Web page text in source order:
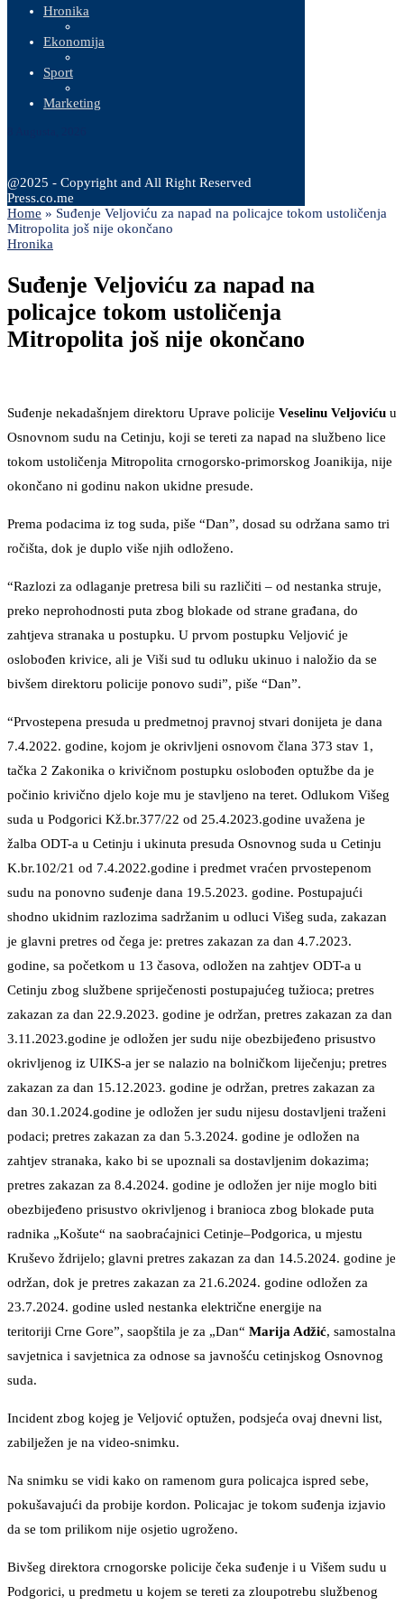
Hronika
Ekonomija
Sport
Marketing
@2025 - Copyright and All Right Reserved
Press.co.me
Home » Suđenje Veljoviću za napad na policajce tokom ustoličenja
Mitropolita još nije okončano
Hronika
Suđenje Veljoviću za napad na
policajce tokom ustoličenja
Mitropolita još nije okončano
Suđenje nekadašnjem direktoru Uprave policije Veselinu Veljoviću u
Osnovnom sudu na Cetinju, koji se tereti za napad na službeno lice
tokom ustoličenja Mitropolita crnogorsko-primorskog Joanikija, nije
okončano ni godinu nakon ukidne presude.
Prema podacima iz tog suda, piše “Dan”, dosad su održana samo tri
ročišta, dok je duplo više njih odloženo.
“Razlozi za odlaganje pretresa bili su različiti – od nestanka struje,
preko neprohodnosti puta zbog blokade od strane građana, do
zahtjeva stranaka u postupku. U prvom postupku Veljović je
oslobođen krivice, ali je Viši sud tu odluku ukinuo i naložio da se
bivšem direktoru policije ponovo sudi”, piše “Dan”.
“Prvostepena presuda u predmetnoj pravnoj stvari donijeta je dana
7.4.2022. godine, kojom je okrivljeni osnovom člana 373 stav 1,
tačka 2 Zakonika o krivičnom postupku oslobođen optužbe da je
počinio krivično djelo koje mu je stavljeno na teret. Odlukom Višeg
suda u Podgorici Kž.br.377/22 od 25.4.2023.godine uvažena je
žalba ODT-a u Cetinju i ukinuta presuda Osnovnog suda u Cetinju
K.br.102/21 od 7.4.2022.godine i predmet vraćen prvostepenom
sudu na ponovno suđenje dana 19.5.2023. godine. Postupajući
shodno ukidnim razlozima sadržanim u odluci Višeg suda, zakazan
je glavni pretres od čega je: pretres zakazan za dan 4.7.2023.
godine, sa početkom u 13 časova, odložen na zahtjev ODT-a u
Cetinju zbog službene spriječenosti postupajućeg tužioca; pretres
zakazan za dan 22.9.2023. godine je održan, pretres zakazan za dan
3.11.2023.godine je odložen jer sudu nije obezbijeđeno prisustvo
okrivljenog iz UIKS-a jer se nalazio na bolničkom liječenju; pretres
zakazan za dan 15.12.2023. godine je održan, pretres zakazan za
dan 30.1.2024.godine je odložen jer sudu nijesu dostavljeni traženi
podaci; pretres zakazan za dan 5.3.2024. godine je odložen na
zahtjev stranaka, kako bi se upoznali sa dostavljenim dokazima;
pretres zakazan za 8.4.2024. godine je odložen jer nije moglo biti
obezbijeđeno prisustvo okrivljenog i branioca zbog blokade puta
radnika „Košute“ na saobraćajnici Cetinje–Podgorica, u mjestu
Kruševo ždrijelo; glavni pretres zakazan za dan 14.5.2024. godine je
održan, dok je pretres zakazan za 21.6.2024. godine odložen za
23.7.2024. godine usled nestanka električne energije na
teritoriji Crne Gore”, saopštila je za „Dan“ Marija Adžić, samostalna
savjetnica i savjetnica za odnose sa javnošću cetinjskog Osnovnog
suda.
Incident zbog kojeg je Veljović optužen, podsjeća ovaj dnevni list,
zabilježen je na video-snimku.
Na snimku se vidi kako on ramenom gura policajca ispred sebe,
pokušavajući da probije kordon. Policajac je tokom suđenja izjavio
da se tom prilikom nije osjetio ugroženo.
Bivšeg direktora crnogorske policije čeka suđenje i u Višem sudu u
Podgorici, u predmetu u kojem se tereti za zloupotrebu službenog